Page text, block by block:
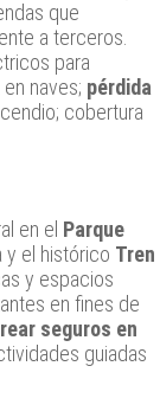
que
a terceros.
para
naves; pérdida
cobertura
en el Parque
y el histórico Tren
y espacios
en fines de
seguros en
guiadas